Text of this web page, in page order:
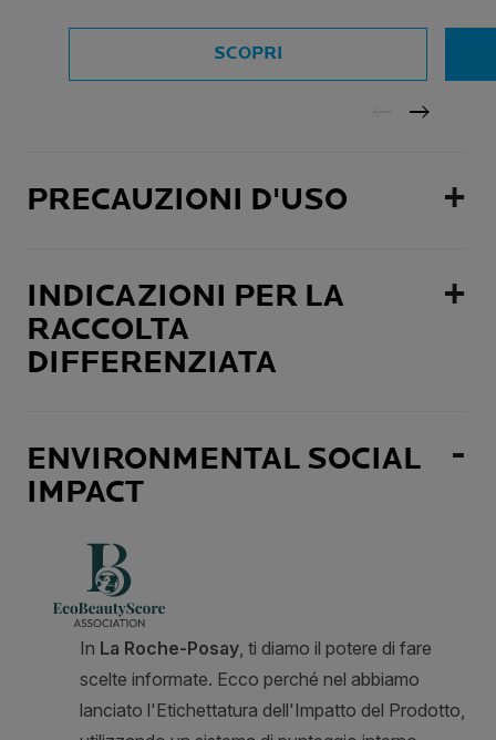
SCOPRI
PRECAUZIONI D'USO
INDICAZIONI PER LA
RACCOLTA
DIFFERENZIATA
ENVIRONMENTAL SOCIAL
IMPACT